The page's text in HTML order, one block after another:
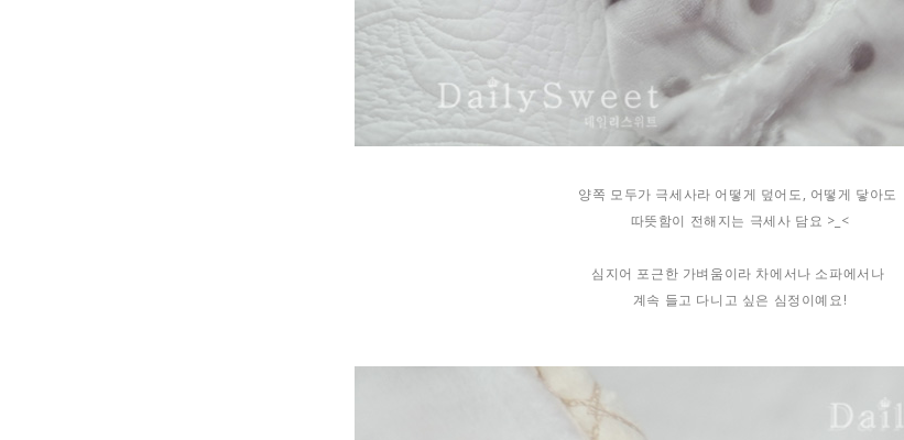
양쪽 모두가 극세사라 어떻게 덮어도, 어떻게 닿아도
따뜻함이 전해지는 극세사 담요 >_<
심지어 포근한 가벼움이라 차에서나 소파에서나
계속 들고 다니고 싶은 심정이예요!